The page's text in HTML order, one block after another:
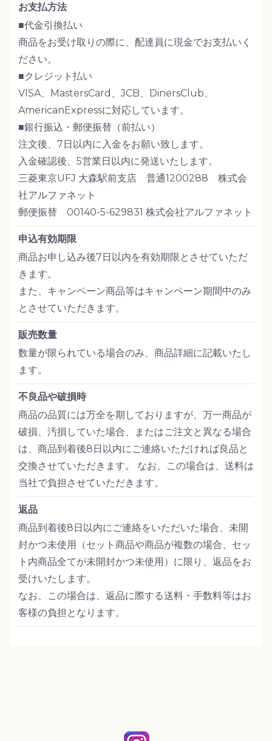
お支払方法
■代金引換払い
商品をお受け取りの際に、配達員に現金でお支払いく
ださい。
■クレジット払い
VISA、MastersCard、JCB、DinersClub、
AmericanExpressに対応しています。
■銀行振込・郵便振替（前払い）
注文後、7日以内に入金をお願い致します。
入金確認後、5営業日以内に発送いたします。
三菱東京UFJ 大森駅前支店 普通1200288 株式会
社アルファネット
郵便振替 00140-5-629831 株式会社アルファネット
申込有効期限
商品お申し込み後7日以内を有効期限とさせていただ
きます。
また、キャンペーン商品等はキャンペーン期間中のみ
とさせていただきます。
販売数量
数量が限られている場合のみ、商品詳細に記載いたし
ます。
不良品や破損時
商品の品質には万全を期しておりますが、万一商品が
破損、汚損していた場合、またはご注文と異なる場合
は、商品到着後8日以内にご連絡いただければ良品と
交換させていただきます。 なお、この場合は、送料は
当社で負担させていただきます。
返品
商品到着後8日以内にご連絡をいただいた場合、未開
封かつ未使用（セット商品や商品が複数の場合、セッ
ト内商品全てが未開封かつ未使用）に限り、返品をお
受けいたします。
なお、この場合は、返品に際する送料・手数料等はお
客様の負担となります。